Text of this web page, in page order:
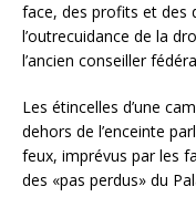
face, des profits et des
l’outrecuidance de la
l’ancien conseiller
Les étincelles d’une
dehors de l’enceinte
feux, imprévus par les
des «pas perdus» du